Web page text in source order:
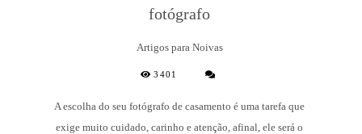
fotógrafo
Artigos para Noivas
3401
A escolha do seu fotógrafo de casamento é uma tarefa que
exige muito cuidado, carinho e atenção, afinal, ele será o